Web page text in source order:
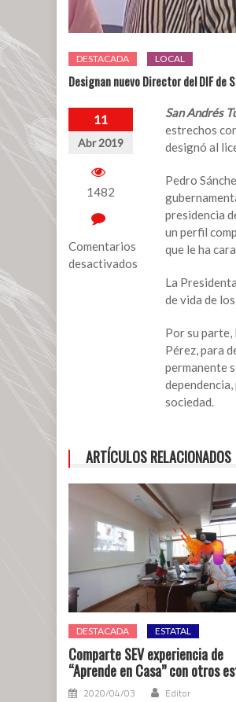
DESTACADA LOCAL
Designan nuevo Director del DIF de
11
Abr 2019
1482
Comentarios
desactivados
San Andrés
estrechos
designó al
Pedro
presidencia
un perfil
que le ha
La
de vida de
Por su parte,
Pérez, para
permanente
sociedad.
ARTÍCULOS RELACIONADOS
DESTACADA ESTATAL
Comparte SEV experiencia de
“Aprende en Casa” con otros
2020/04/03 Editor